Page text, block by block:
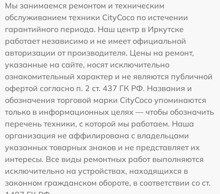
Мы занимаемся ремонтом и техническим
обслуживанием техники CityCoco по истечении
гарантийного периода. Наш центр в Иркутске
работает независимо и не имеет официальной
авторизации от производителя. Цены на ремонт,
указанные на сайте, носят исключительно
ознакомительный характер и не являются публичной
офертой согласно п. 2 ст. 437 ГК РФ. Названия и
обозначения торговой марки CityCoco упоминаются
только в информационных целях — чтобы обозначить
перечень техники, с которой мы работаем. Наша
организация не аффилирована с владельцами
указанных товарных знаков и не представляет их
интересы. Все виды ремонтных работ выполняются
исключительно на устройствах, находящихся в
законном гражданском обороте, в соответствии со ст.